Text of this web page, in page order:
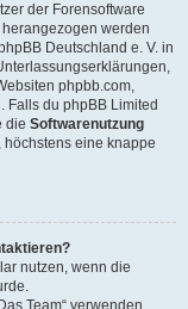
der Forensoftware
werden
Deutschland e. V. in
phpbb.com,
Falls du phpBB Limited
die Softwarenutzung
höchstens eine knappe
nutzen, wenn die
Team“ verwenden.